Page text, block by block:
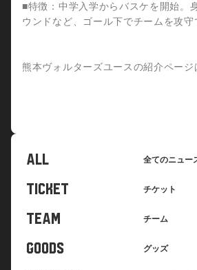
■特徴：中学入学からバスケを開始。
ウンドなど、ゴール下でチームを攻守
熊本ヴォルターズユースの紹介ページ
ALL 全てのニュー
TICKET チケット
TEAM チーム
GOODS グッズ